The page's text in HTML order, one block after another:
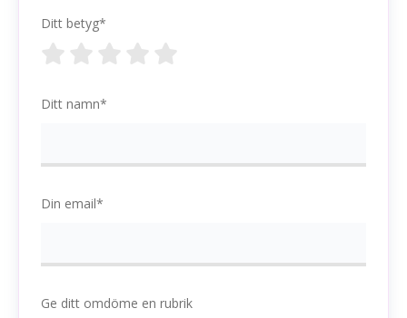
Ditt betyg*
Ditt namn*
Din email*
Ge ditt omdöme en rubrik